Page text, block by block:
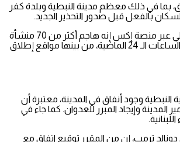
بما في ذلك معظم مدينة النبطية وبلدة كفر
بالفعل قبل صدور التحذير الجديد.
وقال الجيش الإسرائيلي عبر منصة إكس إنه هاجم أكثر من 70 منشأة
تابعة لحزب الله خلال الساعات الـ 24 الماضية، من بينها مواقع إطلاق
النبطية وجود أنفاق في المدينة، معتبرة أن
المدينة وإيجاد المبرر للعدوان. كما جاء في
دونالد ترمب، إن من المقرر توقيع اتفاق مع